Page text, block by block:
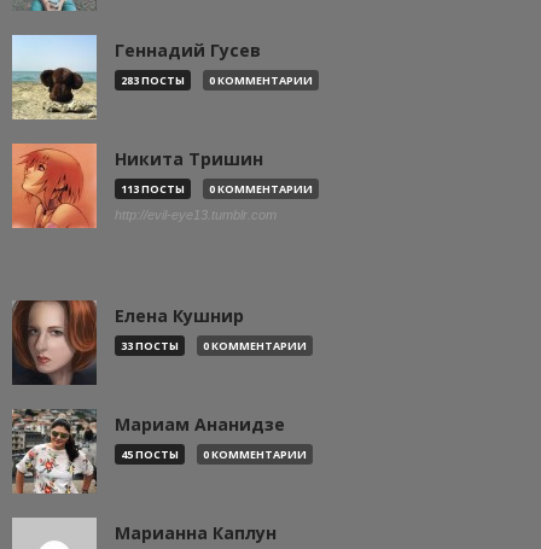
Геннадий Гусев
283 ПОСТЫ 0 КОММЕНТАРИИ
Никита Тришин
113 ПОСТЫ 0 КОММЕНТАРИИ
http://evil-eye13.tumblr.com
Елена Кушнир
33 ПОСТЫ 0 КОММЕНТАРИИ
Мариам Ананидзе
45 ПОСТЫ 0 КОММЕНТАРИИ
Марианна Каплун